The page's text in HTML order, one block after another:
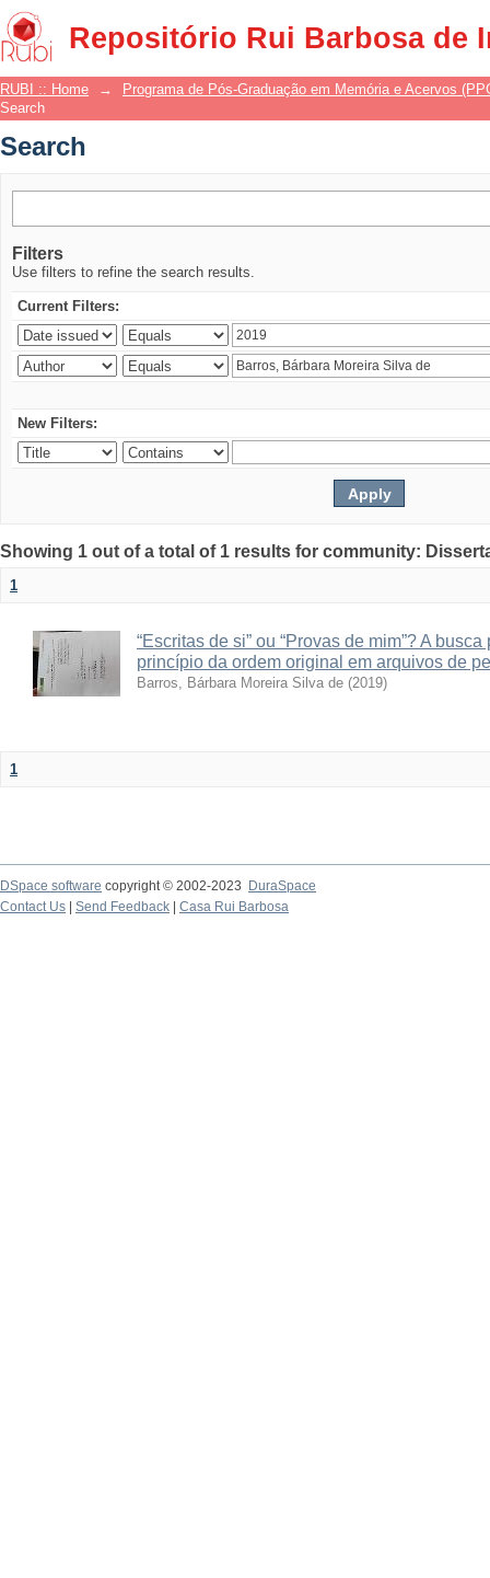
Repositório Rui Barbosa de
Search
RUBI :: Home →
Programa de Pós-Graduação em Memória e Acervos
Search
Search
Filters
Use filters to refine the search results.
Current Filters:
New Filters:
Showing 1 out of a total of 1 results for community:
1
“Escritas de si” ou “Provas de mim”? A
princípio da ordem original em arquivos de
Barros, Bárbara Moreira Silva de (2019)
1
DSpace software copyright © 2002-2023
DuraSpace
Contact Us
Send Feedback Casa Rui Barbosa